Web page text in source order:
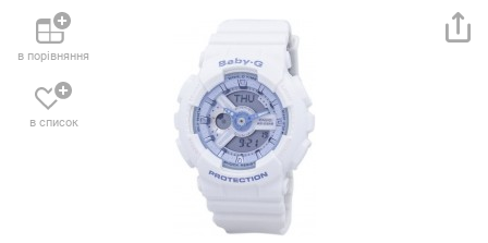
в порівняння
в список